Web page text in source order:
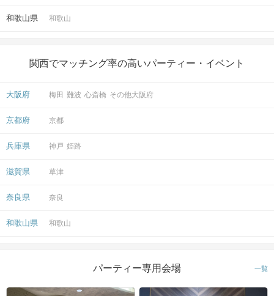
和歌山県 和歌山
関西でマッチング率の高いパーティー・イベント
大阪府 梅田 難波 心斎橋 その他大阪府
京都府 京都
兵庫県 神戸 姫路
滋賀県 草津
奈良県 奈良
和歌山県 和歌山
パーティー専用会場 一覧